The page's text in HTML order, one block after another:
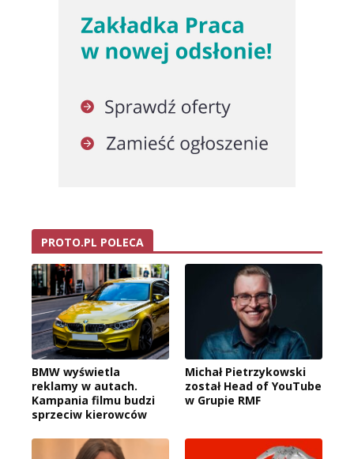
PROTO.PL POLECA
BMW wyświetla
reklamy w autach.
Kampania filmu budzi
sprzeciw kierowców
Michał Pietrzykowski
został Head of YouTube
w Grupie RMF